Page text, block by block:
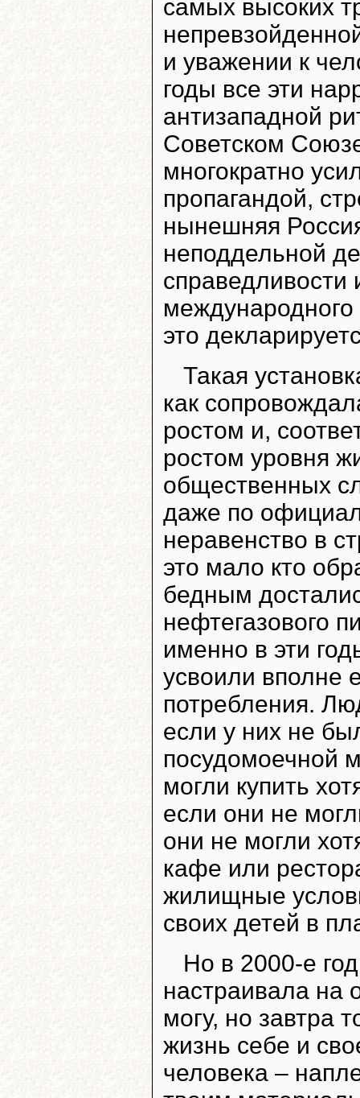
самых высоких
и уважении к
годы все эти
антизападной
Советском
многократно
пропагандой,
нынешняя
неподдельной
справедливости
это
Такая
как
ростом и,
ростом уровня
общественных
даже по
неравенство в
это мало кто
бедным
нефтегазового
именно в эти
усвоили вполне
потребления.
если у них не
посудомоечной
могли купить
если они не
они не могли
кафе или
жилищные
своих детей в
Но в 2000-е
настраивала на
могу, но завтра
жизнь себе и
человека –